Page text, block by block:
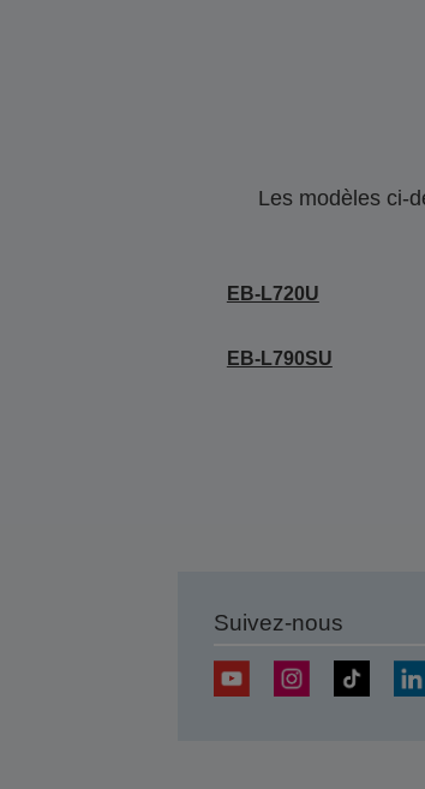
Les modèles ci-
EB-L720U
EB-L790SU
Suivez-nous